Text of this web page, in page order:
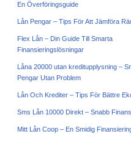
En Överföringsguide
Lån Pengar – Tips För Att Jämföra
Flex Lån – Din Guide Till Smarta
Finansieringslösningar
Låna 20000 utan kreditupplysning –
Pengar Utan Problem
Lån Och Krediter – Tips För Bättre
Sms Lån 10000 Direkt – Snabb
Mitt Lån Coop – En Smidig